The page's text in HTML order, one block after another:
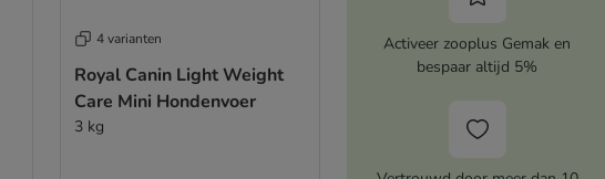
4 varianten
Royal Canin Light Weight
Care Mini Hondenvoer
3 kg
Activeer zooplus Gemak en
bespaar altijd 5%